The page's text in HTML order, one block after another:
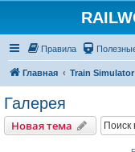
Правила
Главная Train
Галерея
Новая тема